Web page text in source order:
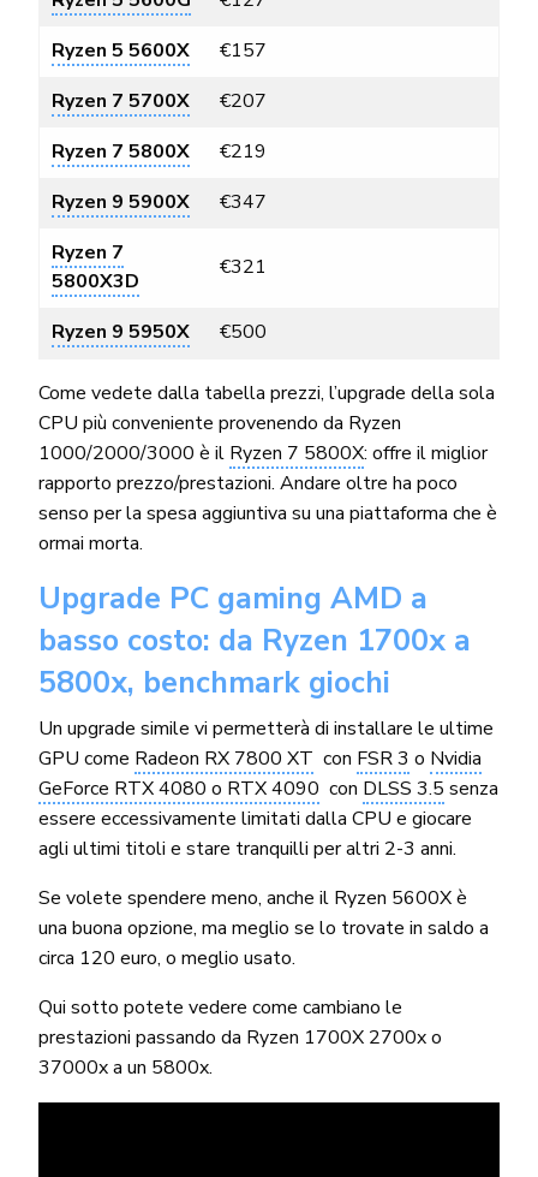
Ryzen 5 5600X
€157
Ryzen 7 5700X
€207
Ryzen 7 5800X
€219
Ryzen 9 5900X
€347
Ryzen 7
5800X3D
€321
Ryzen 9 5950X €500
Come vedete dalla tabella prezzi, l’upgrade della sola
CPU più conveniente provenendo da Ryzen
1000/2000/3000 è il Ryzen 7 5800X: offre il miglior
rapporto prezzo/prestazioni. Andare oltre ha poco
senso per la spesa aggiuntiva su una piattaforma che è
ormai morta.
Upgrade PC gaming AMD a
basso costo: da Ryzen 1700x a
5800x, benchmark giochi
Un upgrade simile vi permetterà di installare le ultime
GPU come Radeon RX 7800 XT con FSR 3 o Nvidia
GeForce RTX 4080 o RTX 4090 con DLSS 3.5 senza
essere eccessivamente limitati dalla CPU e giocare
agli ultimi titoli e stare tranquilli per altri 2-3 anni.
Se volete spendere meno, anche il Ryzen 5600X è
una buona opzione, ma meglio se lo trovate in saldo a
circa 120 euro, o meglio usato.
Qui sotto potete vedere come cambiano le
prestazioni passando da Ryzen 1700X 2700x o
37000x a un 5800x.